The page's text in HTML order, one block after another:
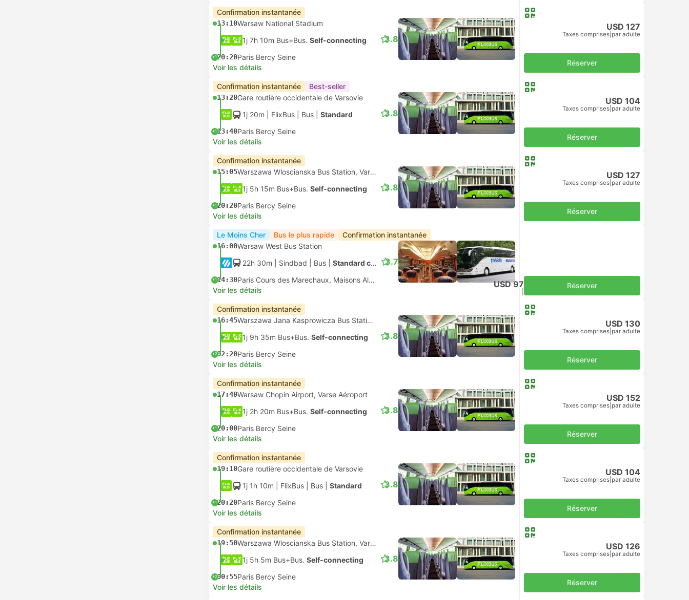
Confirmation instantanée
13:10Warsaw National Stadium
1j 7h 10m Bus+Bus. Self-connecting
+120:20Paris Bercy Seine
3.8
Voir les détails
USD 127
Taxes comprises par adulte
Réserver
Confirmation instantanée Best-seller
13:20Gare routière occidentale de Varsovie
1j 20m | FlixBus Bus Standard
+113:40Paris Bercy Seine
3.8
Voir les détails
USD 104
Taxes comprises par adulte
Réserver
Confirmation instantanée
15:05
Warszawa Wloscianska Bus Station, Varsovie
1j 5h 15m Bus+Bus. Self-connecting
+120:20Paris Bercy Seine
3.8
Voir les détails
USD 127
Taxes comprises par adulte
Réserver
Le Moins Cher Bus le plus rapide Confirmation instantanée
16:00Warsaw West Bus Station
22h 30m | Sindbad Bus Standard climatisé
+114:30 Paris Cours des Marechaux, Maisons Alfort
3.7
Voir les détails
USD 97 Réserver
Confirmation instantanée
16:45
Warszawa Jana Kasprowicza Bus Station, Varsovie
1j 9h 35m Bus+Bus. Self-connecting
+202:20Paris Bercy Seine
3.8
Voir les détails
USD 130
Taxes comprises par adulte
Réserver
Confirmation instantanée
17:40Warsaw Chopin Airport, Varse Aéroport
1j 2h 20m Bus+Bus. Self-connecting
+120:00Paris Bercy Seine
3.8
Voir les détails
USD 152
Taxes comprises par adulte
Réserver
Confirmation instantanée
19:10Gare routière occidentale de Varsovie
1j 1h 10m | FlixBus Bus Standard
+120:20Paris Bercy Seine
3.8
Voir les détails
USD 104
Taxes comprises par adulte
Réserver
Confirmation instantanée
19:50
Warszawa Wloscianska Bus Station, Varsovie
1j 5h 5m Bus+Bus. Self-connecting
+200:55Paris Bercy Seine
3.8
Voir les détails
USD 126
Taxes comprises par adulte
Réserver